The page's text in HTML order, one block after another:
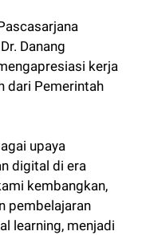
Danang
kerja
dari Pemerintah
upaya
digital di era
kembangkan,
pembelajaran
learning, menjadi